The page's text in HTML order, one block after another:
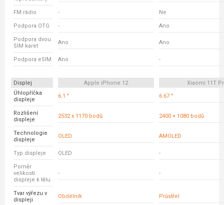
FM rádio - Ne
Podpora OTG - Ano
Podpora dvou
SIM karet
Ano Ano
Podpora eSIM Ano -
Displej Apple iPhone 12
Xiaomi 11T
Úhlopříčka
displeje
6.1 " 6.67 "
Rozlišení
displeje
2532 x 1170 bodů 2400 × 1080 bodů
Technologie
displeje
OLED AMOLED
Typ displeje OLED -
Poměr
velikosti
displeje k tělu
- -
Tvar výřezu v
displeji
Obdélník Průstřel